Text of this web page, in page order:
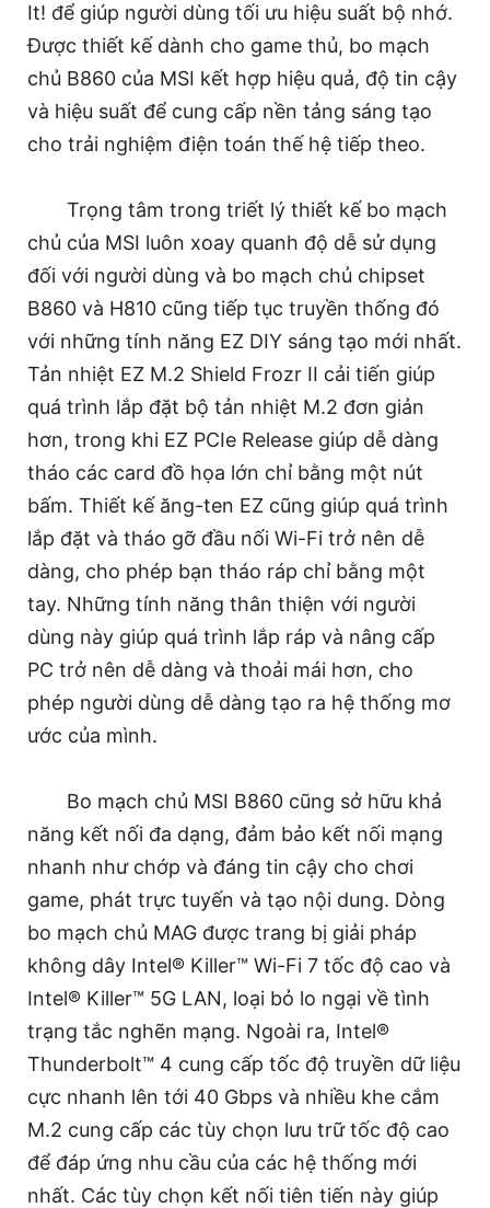
It! để giúp người dùng tối ưu hiệu suất bộ nhớ.
Được thiết kế dành cho game thủ, bo mạch
chủ B860 của MSI kết hợp hiệu quả, độ tin cậy
và hiệu suất để cung cấp nền tảng sáng tạo
cho trải nghiệm điện toán thế hệ tiếp theo.
Trọng tâm trong triết lý thiết kế bo mạch
chủ của MSI luôn xoay quanh độ dễ sử dụng
đối với người dùng và bo mạch chủ chipset
B860 và H810 cũng tiếp tục truyền thống đó
với những tính năng EZ DIY sáng tạo mới nhất.
Tản nhiệt EZ M.2 Shield Frozr II cải tiến giúp
quá trình lắp đặt bộ tản nhiệt M.2 đơn giản
hơn, trong khi EZ PCIe Release giúp dễ dàng
tháo các card đồ họa lớn chỉ bằng một nút
bấm. Thiết kế ăng-ten EZ cũng giúp quá trình
lắp đặt và tháo gỡ đầu nối Wi-Fi trở nên dễ
dàng, cho phép bạn tháo ráp chỉ bằng một
tay. Những tính năng thân thiện với người
dùng này giúp quá trình lắp ráp và nâng cấp
PC trở nên dễ dàng và thoải mái hơn, cho
phép người dùng dễ dàng tạo ra hệ thống mơ
ước của mình.
Bo mạch chủ MSI B860 cũng sở hữu khả
năng kết nối đa dạng, đảm bảo kết nối mạng
nhanh như chớp và đáng tin cậy cho chơi
game, phát trực tuyến và tạo nội dung. Dòng
bo mạch chủ MAG được trang bị giải pháp
không dây Intel® Killer™ Wi-Fi 7 tốc độ cao và
Intel® Killer™ 5G LAN, loại bỏ lo ngại về tình
trạng tắc nghẽn mạng. Ngoài ra, Intel®
Thunderbolt™ 4 cung cấp tốc độ truyền dữ liệu
cực nhanh lên tới 40 Gbps và nhiều khe cắm
M.2 cung cấp các tùy chọn lưu trữ tốc độ cao
để đáp ứng nhu cầu của các hệ thống mới
nhất. Các tùy chọn kết nối tiên tiến này giúp